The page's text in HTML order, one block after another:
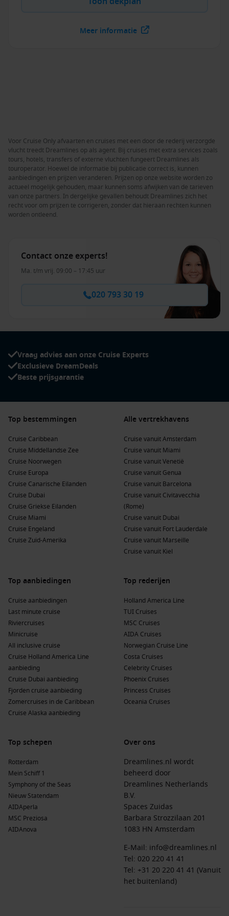
Meer informatie
Voor Cruise Only afvaarten en cruises met een door de rederij verzorgde
vlucht treedt Dreamlines op als agent. Bij cruises met extra services zoals
tours, hotels, transfers of externe vluchten fungeert Dreamlines als
touroperator. Hoewel de informatie bij publicatie correct is, kunnen
aanbiedingen en prijzen veranderen. Prijzen op onze website worden zo
actueel mogelijk gehouden, maar kunnen soms afwijken van de tarieven
van onze partners. In dergelijke gevallen behoudt Dreamlines zich het
recht voor om prijzen te corrigeren, zonder dat hieraan rechten kunnen
worden ontleend.
Contact onze experts!
Ma. t/m vrij. 09:00 – 17:45 uur
020 793 30 19
Vraag advies aan onze Cruise Experts
Exclusieve DreamDeals
Beste prijsgarantie
Top bestemmingen
Cruise Caribbean
Cruise Middellandse Zee
Cruise Noorwegen
Cruise Europa
Cruise Canarische Eilanden
Cruise Dubai
Cruise Griekse Eilanden
Cruise Miami
Cruise Engeland
Cruise Zuid-Amerika
Alle vertrekhavens
Cruise vanuit Amsterdam
Cruise vanuit Miami
Cruise vanuit Venetië
Cruise vanuit Genua
Cruise vanuit Barcelona
Cruise vanuit Civitavecchia
(Rome)
Cruise vanuit Dubai
Cruise vanuit Fort Lauderdale
Cruise vanuit Marseille
Cruise vanuit Kiel
Top aanbiedingen
Cruise aanbiedingen
Last minute cruise
Riviercruises
Minicruise
All inclusive cruise
Cruise Holland America Line
aanbieding
Cruise Dubai aanbieding
Fjorden cruise aanbieding
Zomercruises in de Caribbean
Cruise Alaska aanbieding
Top rederijen
Holland America Line
TUI Cruises
MSC Cruises
AIDA Cruises
Norwegian Cruise Line
Costa Cruises
Celebrity Cruises
Phoenix Cruises
Princess Cruises
Oceania Cruises
Top schepen
Rotterdam
Mein Schiff 1
Symphony of the Seas
Nieuw Statendam
AIDAperla
MSC Preziosa
AIDAnova
Over ons
Dreamlines.nl wordt
beheerd door
Dreamlines Netherlands
B.V.
Spaces Zuidas
Barbara Strozzilaan 201
1083 HN Amsterdam
E-Mail: info@dreamlines.nl
Tel: 020 220 41 41
Tel: +31 20 220 41 41 (Vanuit
het buitenland)